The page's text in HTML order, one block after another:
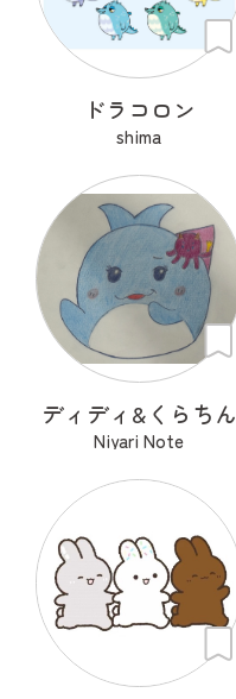
ドラコロン
shima
ディディ&くらちん
Niyari Note